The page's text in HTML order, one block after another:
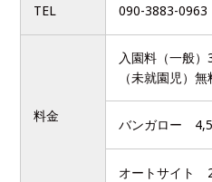
TEL 090-3883-0963
料金
入園料（一般）
（未就園児）無
バンガロー
オートサイト